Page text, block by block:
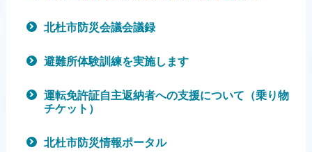
北杜市防災会議会議録
避難所体験訓練を実施します
運転免許証自主返納者への支援について（乗り物
チケット）
北杜市防災情報ポータル